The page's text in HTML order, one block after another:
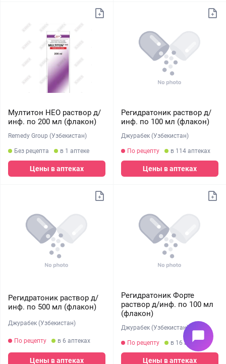
Мултитон НЕО раствор д/
инф. по 200 мл (флакон)
Remedy Group (Узбекистан)
Без рецепта в 1 аптеке
Цены в аптеках
Регидратоник раствор д/
инф. по 100 мл (флакон)
Джурабек (Узбекистан)
По рецепту в 114 аптеках
Цены в аптеках
Регидратоник раствор д/
инф. по 500 мл (флакон)
Джурабек (Узбекистан)
По рецепту в 6 аптеках
Цены в аптеках
Регидратоник Форте
раствор д/инф. по 100 мл
(флакон)
Джурабек (Узбекистан)
По рецепту в 16 аптеках
Цены в аптеках
chat_bubble